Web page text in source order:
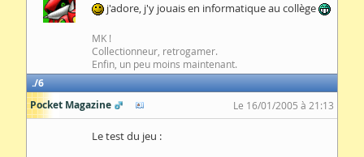
j'adore, j'y jouais en informatique au collège
MK !
Collectionneur, retrogamer.
Enfin, un peu moins maintenant.
6
Pocket Magazine
Le 16/01/2005 à 21:13
Le test du jeu :